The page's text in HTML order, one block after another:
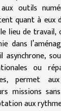
outils
quant à eux
lieu de
dans
asynchrone,
ou
permet
missions
aux